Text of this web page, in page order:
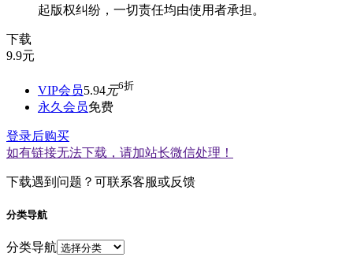
起版权纠纷，一切责任均由使用者承担。
下载
9.9元
VIP会员5.94元6折
永久会员免费
登录后购买
如有链接无法下载，请加站长微信处理！
下载遇到问题？可联系客服或反馈
分类导航
分类导航